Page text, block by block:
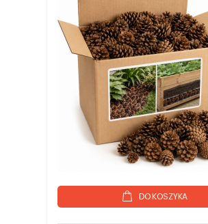
DO KOSZYKA